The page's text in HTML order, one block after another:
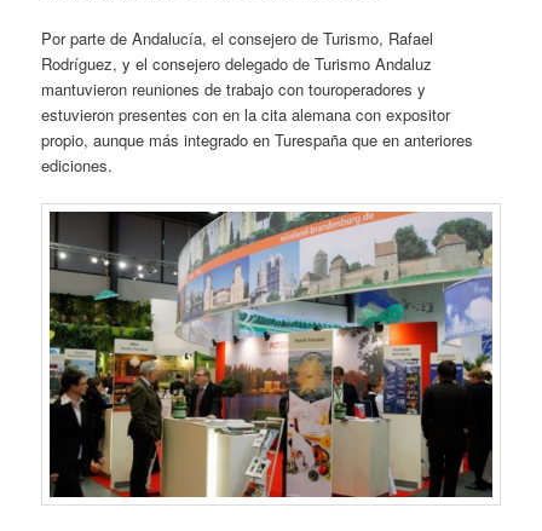
Por parte de Andalucía, el consejero de Turismo, Rafael
Rodríguez, y el consejero delegado de Turismo Andaluz
mantuvieron reuniones de trabajo con touroperadores y
estuvieron presentes con en la cita alemana con expositor
propio, aunque más integrado en Turespaña que en anteriores
ediciones.